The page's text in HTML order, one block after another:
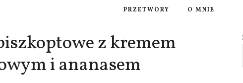
PRZETWORY O MNIE
z kremem
i ananasem